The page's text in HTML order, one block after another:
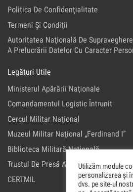
Politica De Confidenţialitate
Termeni Şi Condiţii
Autoritatea Naţională De Supraveghere
A Prelucrării Datelor Cu Caracter
Legături Utile
Ministerul Apărării Naţionale
Comandamentul Logistic Întrunit
Cercul Militar Naţional
Muzeul Militar Naţional „Ferdinand I”
Biblioteca Militară Naţională
Trustul De Presă Al Ministerului
CERTMIL
Utilizăm module
personalizarea și
dvs. pe site-ul